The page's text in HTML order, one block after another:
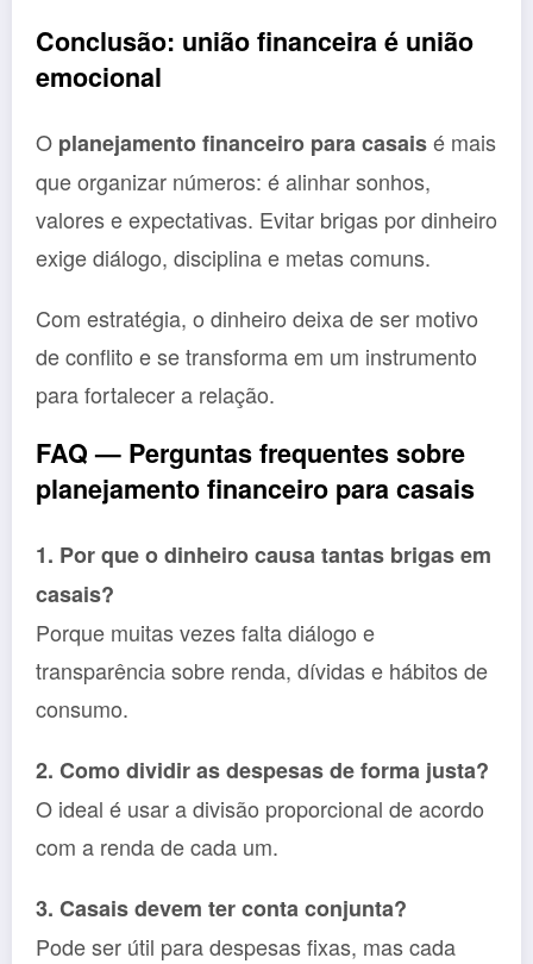
Conclusão: união financeira é união
emocional
O planejamento financeiro para casaisé mais
que organizar números: é alinhar sonhos,
valores e expectativas. Evitar brigas por dinheiro
exige diálogo, disciplina e metas comuns.
Com estratégia, o dinheiro deixa de ser motivo
de conflito e se transforma em um instrumento
para fortalecer a relação.
FAQ — Perguntas frequentes sobre
planejamento financeiro para casais
1. Por que o dinheiro causa tantas brigas em
casais?
Porque muitas vezes falta diálogo e
transparência sobre renda, dívidas e hábitos de
consumo.
2. Como dividir as despesas de forma justa?
O ideal é usar a divisão proporcional de acordo
com a renda de cada um.
3. Casais devem ter conta conjunta?
Pode ser útil para despesas fixas, mas cada